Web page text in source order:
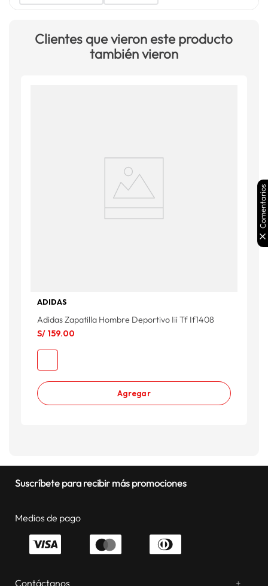
Clientes que vieron este producto
también vieron
ADIDAS
Adidas Zapatilla Hombre Deportivo Iii Tf If1408
S/ 159.00
Agregar
Suscríbete para recibir más promociones
Medios de pago
Contáctanos +
Comentarios